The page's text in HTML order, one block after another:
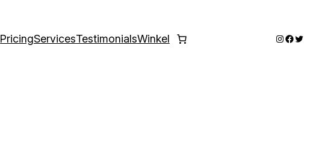
PricingServicesTestimonialsWinkel Instagram
Twitter